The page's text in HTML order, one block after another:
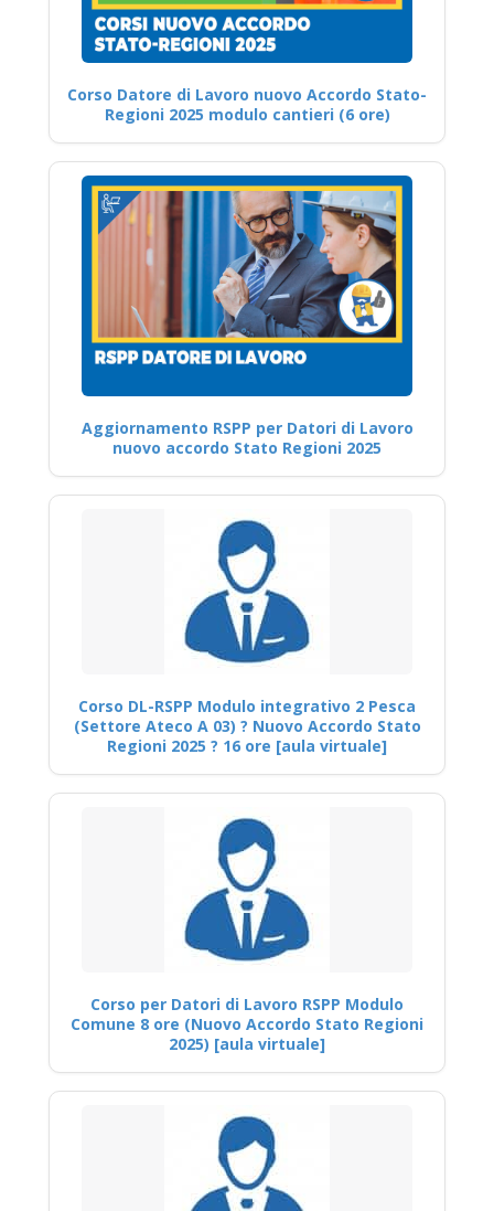
Corso Datore di Lavoro nuovo Accordo Stato-
Regioni 2025 modulo cantieri (6 ore)
Aggiornamento RSPP per Datori di Lavoro
nuovo accordo Stato Regioni 2025
Corso DL-RSPP Modulo integrativo 2 Pesca
(Settore Ateco A 03) ? Nuovo Accordo Stato
Regioni 2025 ? 16 ore [aula virtuale]
Corso per Datori di Lavoro RSPP Modulo
Comune 8 ore (Nuovo Accordo Stato Regioni
2025) [aula virtuale]